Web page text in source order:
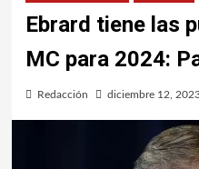
Ebrard tiene las
MC para 2024:
Redacción diciembre 12,